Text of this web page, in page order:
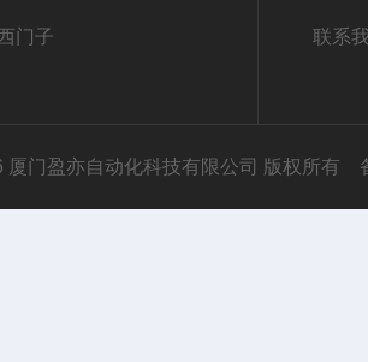
门子 联系
厦门盈亦自动化科技有限公司 版权所有